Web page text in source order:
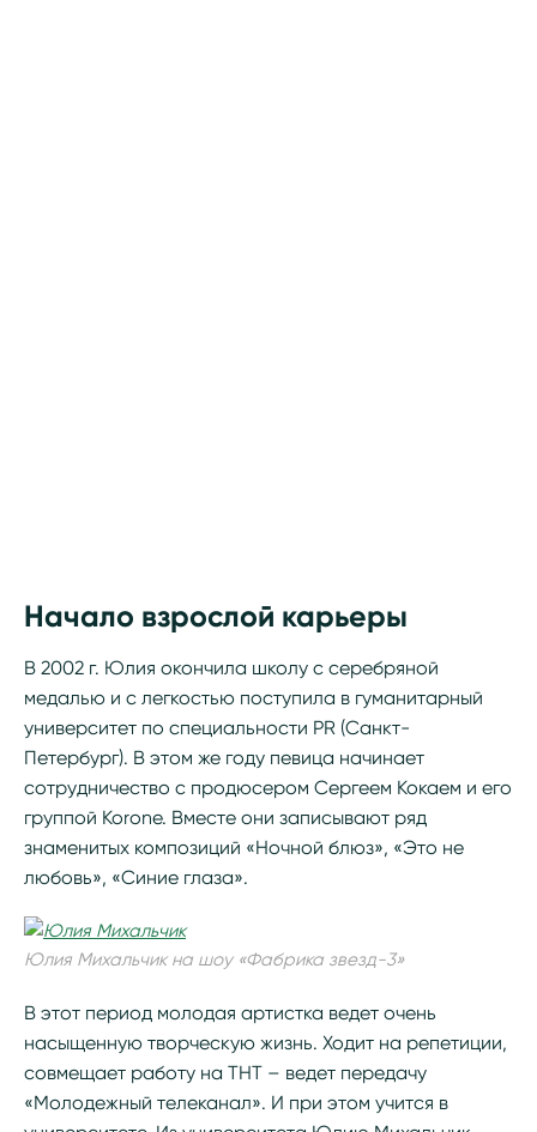
Начало взрослой карьеры
В 2002 г. Юлия окончила школу с серебряной
медалью и с легкостью поступила в гуманитарный
университет по специальности PR (Санкт-
Петербург). В этом же году певица начинает
сотрудничество с продюсером Сергеем Кокаем и его
группой Korone. Вместе они записывают ряд
знаменитых композиций «Ночной блюз», «Это не
любовь», «Синие глаза».
Юлия Михальчик на шоу «Фабрика звезд-3»
В этот период молодая артистка ведет очень
насыщенную творческую жизнь. Ходит на репетиции,
совмещает работу на ТНТ – ведет передачу
«Молодежный телеканал». И при этом учится в